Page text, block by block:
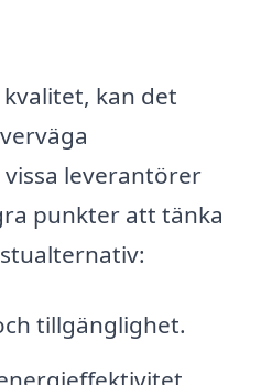
kan det
leverantörer
punkter att tänka
tillgänglighet.